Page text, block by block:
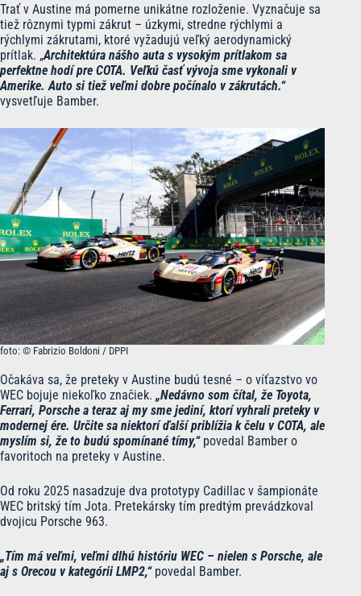
Trať v Austine má pomerne unikátne rozloženie. Vyznačuje sa
tiež rôznymi typmi zákrut – úzkymi, stredne rýchlymi a
rýchlymi zákrutami, ktoré vyžadujú veľký aerodynamický
prítlak. „Architektúra nášho auta s vysokým prítlakom sa
perfektne hodí pre COTA. Veľkú časť vývoja sme vykonali v
Amerike. Auto si tiež veľmi dobre počínalo v zákrutách.“
vysvetľuje Bamber.
foto: © Fabrizio Boldoni / DPPI
Očakáva sa, že preteky v Austine budú tesné – o víťazstvo vo
WEC bojuje niekoľko značiek. „Nedávno som čítal, že Toyota,
Ferrari, Porsche a teraz aj my sme jediní, ktorí vyhrali preteky v
modernej ére. Určite sa niektorí ďalší priblížia k čelu v COTA, ale
myslím si, že to budú spomínané tímy,“povedal Bamber o
favoritoch na preteky v Austine.
Od roku 2025 nasadzuje dva prototypy Cadillac v šampionáte
WEC britský tím Jota. Pretekársky tím predtým prevádzkoval
dvojicu Porsche 963.
„Tím má veľmi, veľmi dlhú históriu WEC – nielen s Porsche, ale
aj s Orecou v kategórii LMP2,“ povedal Bamber.